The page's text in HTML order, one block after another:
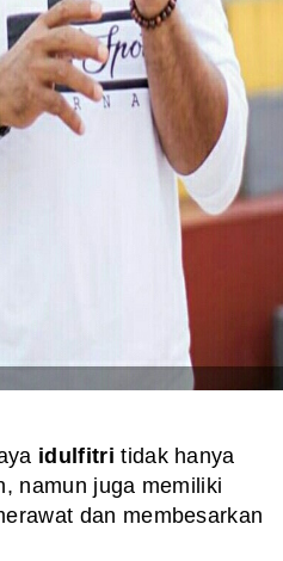
idulfitri tidak hanya
namun juga memiliki
dan membesarkan